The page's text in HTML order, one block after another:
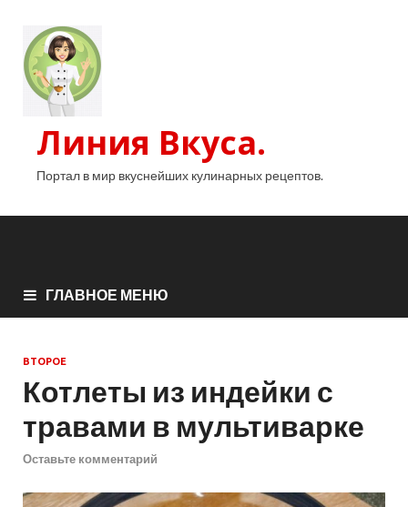
Линия Вкуса.
Портал в мир вкуснейших кулинарных рецептов.
ГЛАВНОЕ МЕНЮ
ВТОРОЕ
Котлеты из индейки с
травами в мультиварке
Оставьте комментарий